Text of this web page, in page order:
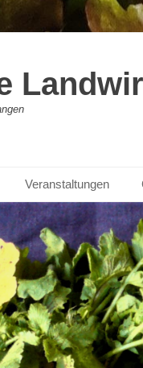
Veranstaltungen